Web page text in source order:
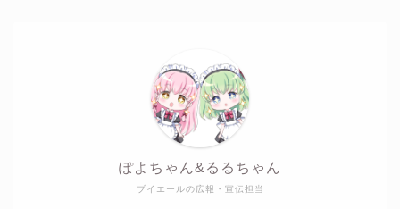
ブイエールの広報・宣伝担当
ぽよちゃん&るるちゃん